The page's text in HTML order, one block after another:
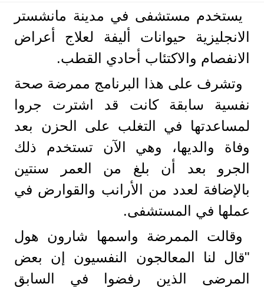
يستخدم مستشفى في مدينة مانشستر
الانجليزية حيوانات أليفة لعلاج أعراض
الانفصام والاكتئاب أحادي القطب.
وتشرف على هذا البرنامج ممرضة صحة
نفسية سابقة كانت قد اشترت جروا
لمساعدتها في التغلب على الحزن بعد
وفاة والديها، وهي الآن تستخدم ذلك
الجرو بعد أن بلغ من العمر سنتين
بالإضافة لعدد من الأرانب والقوارض في
عملها في المستشفى.
وقالت الممرضة واسمها شارون هول
"قال لنا المعالجون النفسيون إن بعض
المرضى الذين رفضوا في السابق